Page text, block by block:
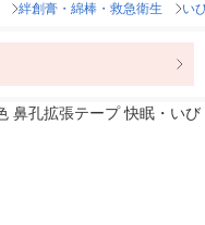
絆創膏・綿棒・救急衛生 い